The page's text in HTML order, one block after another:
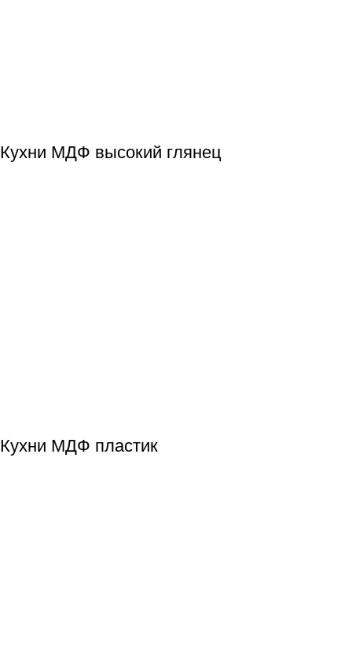
Кухни МДФ высокий глянец
Кухни МДФ пластик